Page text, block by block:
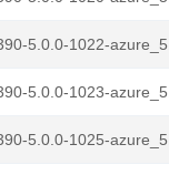
5.0.0-1022-
5.0.0-1023-
5.0.0-1025-